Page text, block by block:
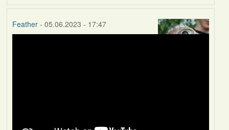
Feather- 05.06.2023 - 17:47